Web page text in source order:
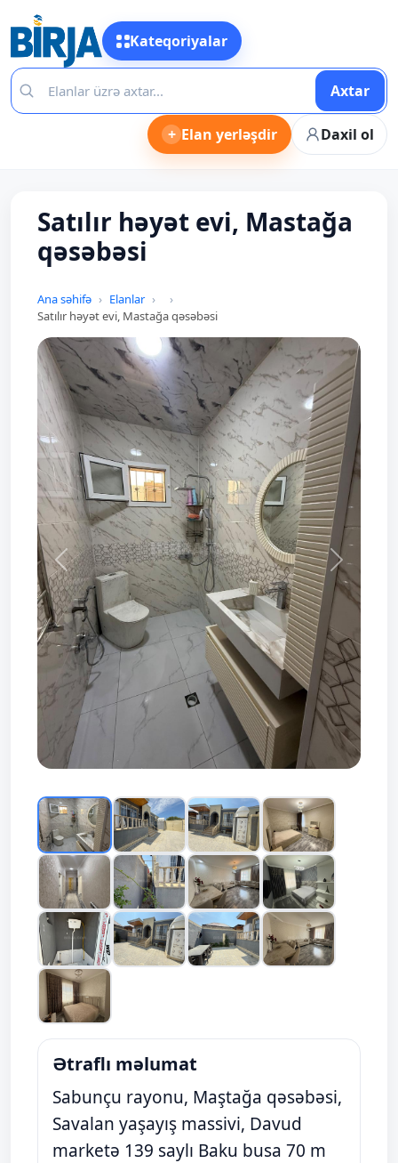
Kateqoriyalar
Axtar
+ Elan yerləşdir Daxil ol
Satılır həyət evi, Mastağa
qəsəbəsi
Ana səhifə
Elanlar
Satılır həyət evi, Mastağa qəsəbəsi
Prev Next
Ətraflı məlumat
Sabunçu rayonu, Maştağa qəsəbəsi,
Savalan yaşayış massivi, Davud
marketə 139 saylı Baku busa 70 m